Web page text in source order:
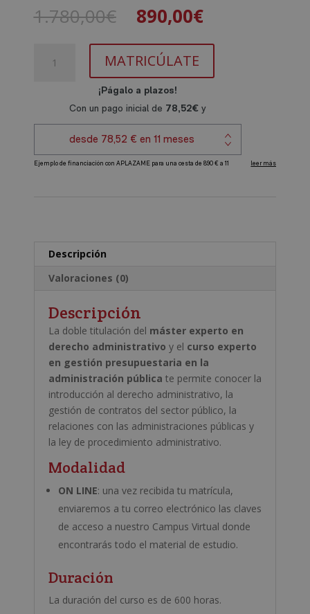
1.780,00€ El
precio
original
era:
1.780,00€.
890,00€El
precio
actual
890,00€.
experto
Administrativo
Experto
Administración
Pública
MATRICÚLATE
Descripción
Valoraciones (0)
Descripción
La doble titulación del máster experto en
derecho administrativo y el curso experto
en gestión presupuestaria en la
administración pública te permite conocer la
introducción al derecho administrativo, la
gestión de contratos del sector público, la
relaciones con las administraciones públicas y
la ley de procedimiento administrativo.
Modalidad
ON LINE: una vez recibida tu matrícula,
enviaremos a tu correo electrónico las claves
de acceso a nuestro Campus Virtual donde
encontrarás todo el material de estudio.
Duración
La duración del curso es de 600 horas.